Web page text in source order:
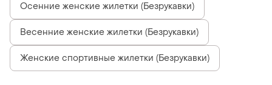
Осенние женские жилетки (Безрукавки)
Весенние женские жилетки (Безрукавки)
Женские спортивные жилетки (Безрукавки)